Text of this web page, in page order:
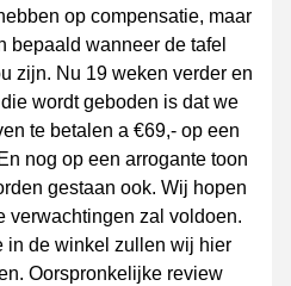
op compensatie, maar
bepaald wanneer de tafel
zijn. Nu 19 weken verder en
wordt geboden is dat we
te betalen a €69,- op een
nog op een arrogante toon
gestaan ook. Wij hopen
verwachtingen zal voldoen.
in de winkel zullen wij hier
Oorspronkelijke review